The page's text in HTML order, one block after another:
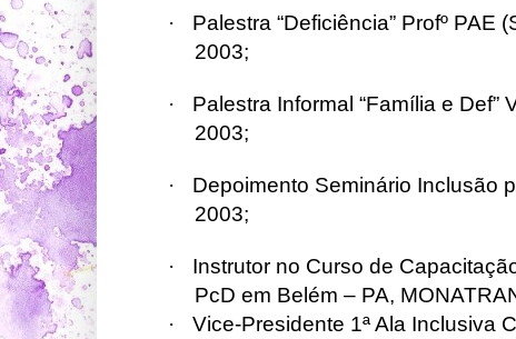
·
Palestra “Deficiência” Profº PAE
2003;
·
Palestra Informal “Família e Def”
2003;
·
Depoimento Seminário Inclusão
2003;
·
Instrutor no Curso de
PcD em Belém – PA,
·
Vice-Presidente 1ª Ala Inclusiva